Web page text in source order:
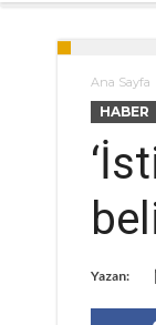
Ana Sayfa
HABER
Yazan: